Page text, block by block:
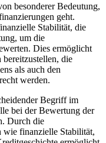
besonderer Bedeutung,
geht.
Stabilität, die
um die
Dies ermöglicht
bereitzustellen, die
als auch den
werden.
Begriff im
bei der Bewertung der
Durch die
wie finanzielle Stabilität,